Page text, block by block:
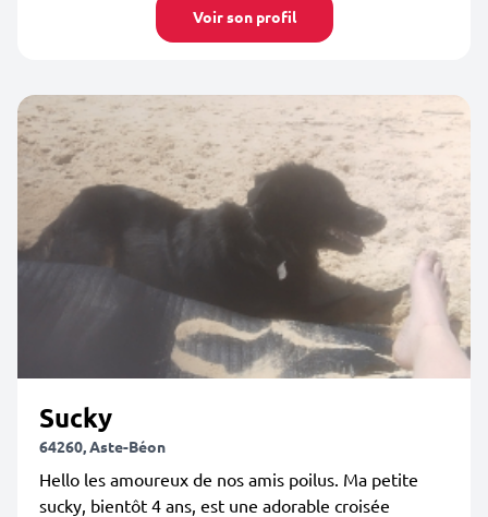
Voir son profil
Sucky
64260, Aste-Béon
Hello les amoureux de nos amis poilus. Ma petite
sucky, bientôt 4 ans, est une adorable croisée